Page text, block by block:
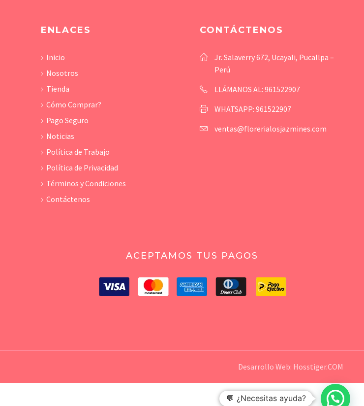
ENLACES
Inicio
Nosotros
Tienda
Cómo Comprar?
Pago Seguro
Noticias
Política de Trabajo
Política de Privacidad
Términos y Condiciones
Contáctenos
CONTÁCTENOS
Jr. Salaverry 672, Ucayali, Pucallpa –
Perú
LLÁMANOS AL: 961522907
WHATSAPP: 961522907
ventas@florerialosjazmines.com
ACEPTAMOS TUS PAGOS
Desarrollo Web: Hosstiger.COM
💬 ¿Necesitas ayuda?